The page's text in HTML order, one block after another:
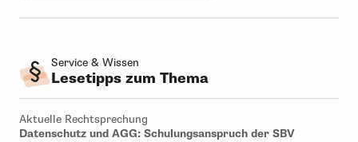
Service & Wissen
Lesetipps zum Thema
Aktuelle Rechtsprechung
Datenschutz und AGG: Schulungsanspruch der SBV